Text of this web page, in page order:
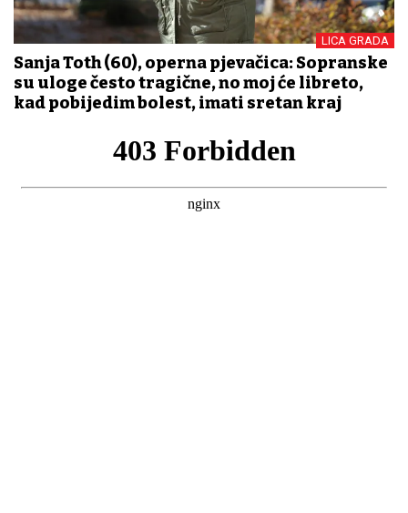
LICA GRADA
Sanja Toth (60), operna pjevačica: Sopranske
su uloge često tragične, no moj će libreto,
kad pobijedim bolest, imati sretan kraj